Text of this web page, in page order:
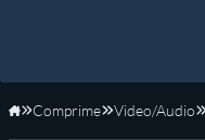
Inicio
Comprime Video/Audio